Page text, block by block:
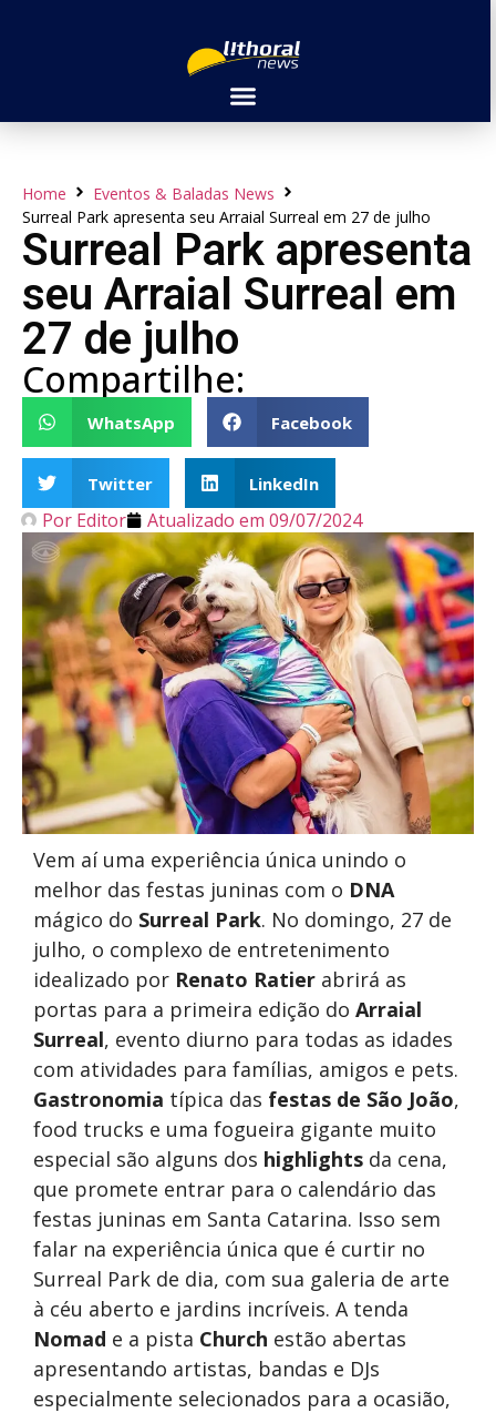
Home
Eventos & Baladas News
Surreal Park apresenta seu Arraial Surreal em 27 de julho
Surreal Park apresenta
seu Arraial Surreal em
27 de julho
Compartilhe:
WhatsApp Facebook
Twitter LinkedIn
Por Editor Atualizado em 09/07/2024
Vem aí uma experiência única unindo o
melhor das festas juninas com o DNA
mágico do Surreal Park. No domingo, 27 de
julho, o complexo de entretenimento
idealizado por Renato Ratier abrirá as
portas para a primeira edição do Arraial
Surreal, evento diurno para todas as idades
com atividades para famílias, amigos e pets.
Gastronomia típica das festas de São João,
food trucks e uma fogueira gigante muito
especial são alguns dos highlights da cena,
que promete entrar para o calendário das
festas juninas em Santa Catarina. Isso sem
falar na experiência única que é curtir no
Surreal Park de dia, com sua galeria de arte
à céu aberto e jardins incríveis. A tenda
Nomad e a pista Church estão abertas
apresentando artistas, bandas e DJs
especialmente selecionados para a ocasião,